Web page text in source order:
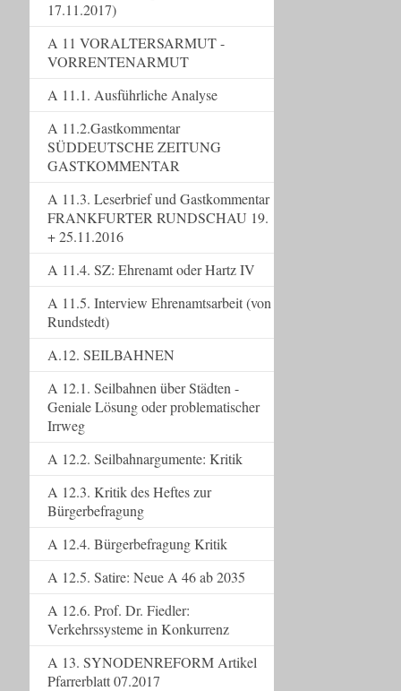
17.11.2017)
A 11 VORALTERSARMUT -
VORRENTENARMUT
A 11.1. Ausführliche Analyse
A 11.2.Gastkommentar
SÜDDEUTSCHE ZEITUNG
GASTKOMMENTAR
A 11.3. Leserbrief und Gastkommentar
FRANKFURTER RUNDSCHAU 19.
+ 25.11.2016
A 11.4. SZ: Ehrenamt oder Hartz IV
A 11.5. Interview Ehrenamtsarbeit (von
Rundstedt)
A.12. SEILBAHNEN
A 12.1. Seilbahnen über Städten -
Geniale Lösung oder problematischer
Irrweg
A 12.2. Seilbahnargumente: Kritik
A 12.3. Kritik des Heftes zur
Bürgerbefragung
A 12.4. Bürgerbefragung Kritik
A 12.5. Satire: Neue A 46 ab 2035
A 12.6. Prof. Dr. Fiedler:
Verkehrssysteme in Konkurrenz
A 13. SYNODENREFORM Artikel
Pfarrerblatt 07.2017